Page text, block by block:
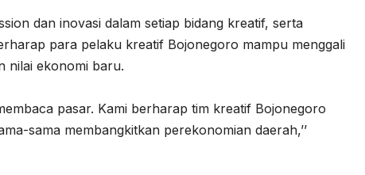
dan inovasi dalam setiap bidang kreatif, serta
para pelaku kreatif Bojonegoro mampu menggali
nilai ekonomi baru.
pasar. Kami berharap tim kreatif Bojonegoro
sama membangkitkan perekonomian daerah,’’